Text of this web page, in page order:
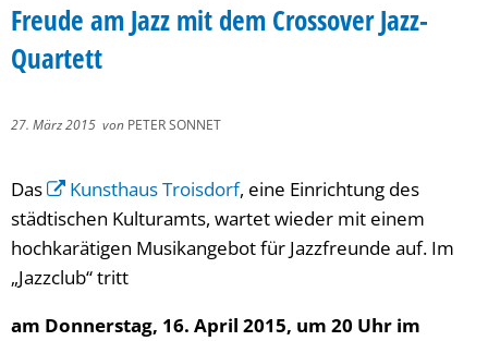
Freude am Jazz mit dem Crossover Jazz-
Quartett
27. März 2015 von PETER SONNET
Das Kunsthaus Troisdorf, eine Einrichtung des
städtischen Kulturamts, wartet wieder mit einem
hochkarätigen Musikangebot für Jazzfreunde auf. Im
„Jazzclub“ tritt
am Donnerstag, 16. April 2015, um 20 Uhr im